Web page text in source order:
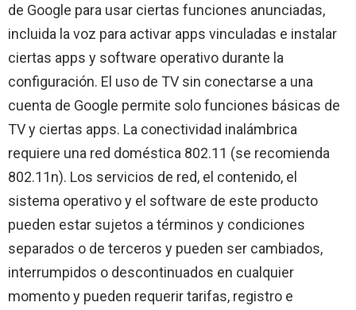
de Google para usar ciertas funciones anunciadas,
incluida la voz para activar apps vinculadas e instalar
ciertas apps y software operativo durante la
configuración. El uso de TV sin conectarse a una
cuenta de Google permite solo funciones básicas de
TV y ciertas apps. La conectividad inalámbrica
requiere una red doméstica 802.11 (se recomienda
802.11n). Los servicios de red, el contenido, el
sistema operativo y el software de este producto
pueden estar sujetos a términos y condiciones
separados o de terceros y pueden ser cambiados,
interrumpidos o descontinuados en cualquier
momento y pueden requerir tarifas, registro e